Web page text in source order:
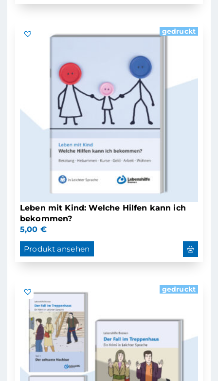
gedruckt
Leben mit Kind: Welche Hilfen kann ich
bekommen?
5,00 €
Produkt ansehen
gedruckt